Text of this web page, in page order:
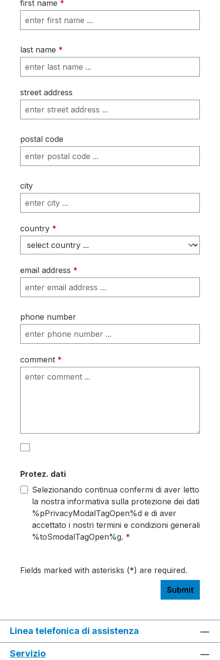
first name *
last name *
street address
postal code
city
country *
email address *
phone number
comment *
Protez. dati
Selezionando continua confermi di aver letto
la nostra informativa sulla protezione dei dati
%pPrivacyModalTagOpen%d e di aver
accettato i nostri termini e condizioni generali
%toSmodalTagOpen%g. *
Fields marked with asterisks (*) are required.
Submit
Linea telefonica di assistenza
Servizio